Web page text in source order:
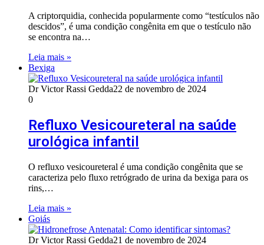
A criptorquidia, conhecida popularmente como “testículos não
descidos”, é uma condição congênita em que o testículo não
se encontra na…
Leia mais »
Bexiga
Dr Victor Rassi Gedda22 de novembro de 2024
0
Refluxo Vesicoureteral na saúde
urológica infantil
O refluxo vesicoureteral é uma condição congênita que se
caracteriza pelo fluxo retrógrado de urina da bexiga para os
rins,…
Leia mais »
Goiás
Dr Victor Rassi Gedda21 de novembro de 2024